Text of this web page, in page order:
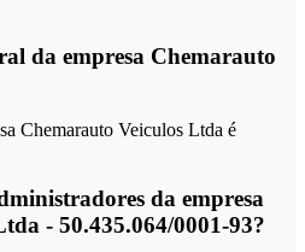
da empresa Chemarauto
Chemarauto Veiculos Ltda é
da empresa
- 50.435.064/0001-93?